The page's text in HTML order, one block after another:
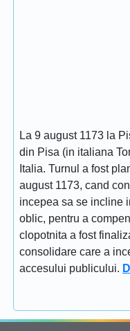
La 9 august 1173 la
din Pisa (in italiana
Italia. Turnul a fost
august 1173, cand
incepea sa se incline
oblic, pentru a
clopotnita a fost
consolidare care a
accesului publicului.